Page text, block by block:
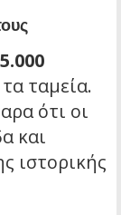
ταμεία.
ότι οι
και
ιστορικής